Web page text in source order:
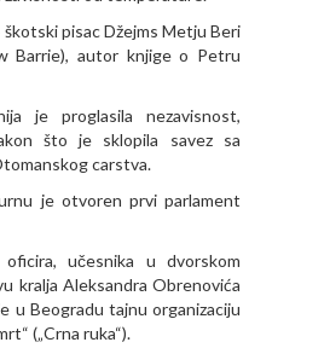
škotski pisac Džejms Metju Beri
Barrie), autor knjige o Petru
je proglasila nezavisnost,
što je sklopila savez sa
carstva.
je otvoren prvi parlament
učesnika u dvorskom
kralja Aleksandra Obrenovića
u Beogradu tajnu organizaciju
(„Crna ruka“).